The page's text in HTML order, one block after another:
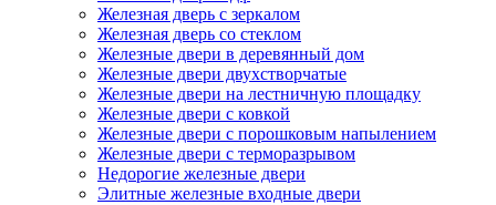
Железная дверь с зеркалом
Железная дверь со стеклом
Железные двери в деревянный дом
Железные двери двухстворчатые
Железные двери на лестничную площадку
Железные двери с ковкой
Железные двери с порошковым напылением
Железные двери с терморазрывом
Недорогие железные двери
Элитные железные входные двери